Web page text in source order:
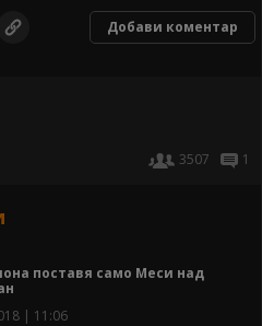
Добави коментар
3507
1
поставя само Меси над
| 11:06